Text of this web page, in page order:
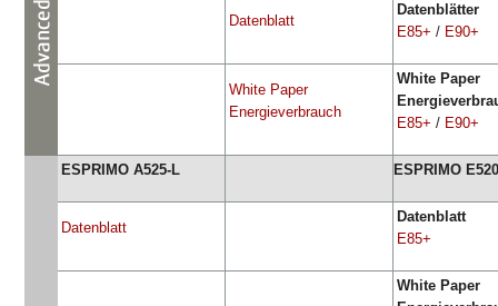
Datenblatt
Datenblätter
E85+ / E90+
White Paper
Energieverbrauch
White Paper
E85+ / E90+
ESPRIMO A525-L ESPRIMO E520
Datenblatt
Datenblatt
E85+
White Paper